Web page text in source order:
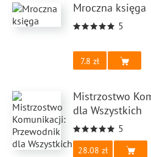
Mroczna księga
5
7.8
Mistrzostwo
dla Wszystkich
5
28.08